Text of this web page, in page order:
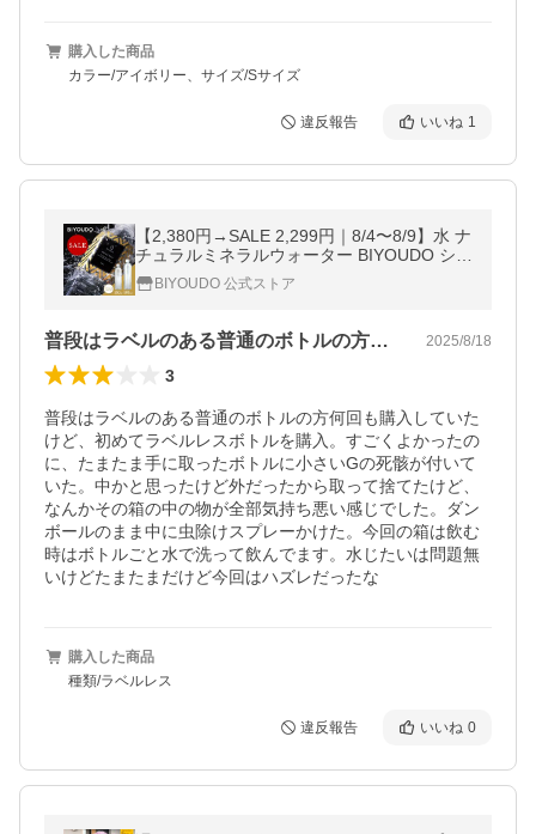
購入した商品
カラー/アイボリー、サイズ/Sサイズ
違反報告 いいね 1
【2,380円→SALE 2,299円｜8/4〜8/9】水 ナ
チュラルミネラルウォーター BIYOUDO シリ
カ水 500ml×42本 350ml×48本 天然水 国産
軟水 美陽堂 silica water
BIYOUDO 公式ストア
普段はラベルのある普通のボトルの方何回… 2025/8/18
3
普段はラベルのある普通のボトルの方何回も購入していた
けど、初めてラベルレスボトルを購入。すごくよかったの
に、たまたま手に取ったボトルに小さいGの死骸が付いて
いた。中かと思ったけど外だったから取って捨てたけど、
なんかその箱の中の物が全部気持ち悪い感じでした。ダン
ボールのまま中に虫除けスプレーかけた。今回の箱は飲む
時はボトルごと水で洗って飲んでます。水じたいは問題無
いけどたまたまだけど今回はハズレだったな
購入した商品
種類/ラベルレス
違反報告 いいね 0